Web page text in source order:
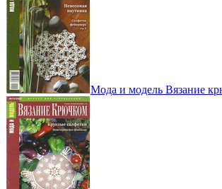
Мода и модель Вязание